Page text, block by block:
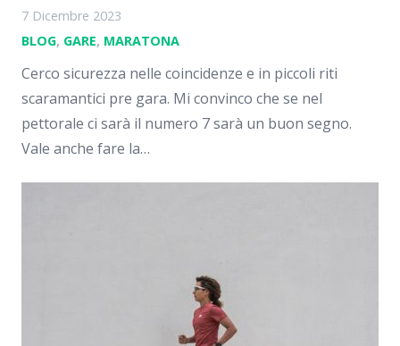
7 Dicembre 2023
BLOG, GARE, MARATONA
Cerco sicurezza nelle coincidenze e in piccoli riti
scaramantici pre gara. Mi convinco che se nel
pettorale ci sarà il numero 7 sarà un buon segno.
Vale anche fare la…